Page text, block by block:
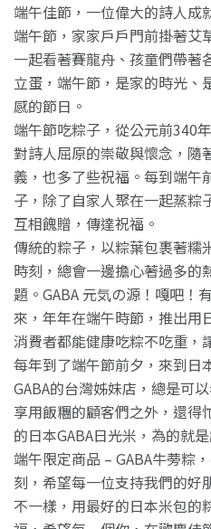
端午佳節，一位偉大的詩人成
端午節，家家戶戶門前掛著艾
一起看著賽龍舟、孩童們帶著
立蛋，端午節，是家的時光、
感的節日。
端午節吃粽子，從公元前340
對詩人屈原的崇敬與懷念，隨
義，也多了些祝福。每到端午
子，除了自家人聚在一起蒸粽
互相餽贈，傳達祝福。
傳統的粽子，以粽葉包裹著糯
時刻，總會一邊擔心著過多的
題。GABA 元気の源！嘎吧！
來，年年在端午時節，推出用
消費者都能健康吃粽不吃重，
每年到了端午節前夕，來到日
GABA的台灣姊妹店，總是可
享用飯糰的顧客們之外，還得
的日本GABA日光米，為的就
端午限定商品 – GABA牛蒡粽
刻，希望每一位支持我們的好
不一樣，用最好的日本米包的